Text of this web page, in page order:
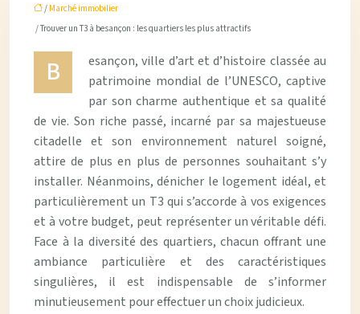
/ Marché immobilier
/ Trouver un T3 à besançon : les quartiers les plus attractifs
B
esançon, ville d’art et d’histoire classée au
patrimoine mondial de l’UNESCO, captive
par son charme authentique et sa qualité
de vie. Son riche passé, incarné par sa majestueuse
citadelle et son environnement naturel soigné,
attire de plus en plus de personnes souhaitant s’y
installer. Néanmoins, dénicher le logement idéal, et
particulièrement un T3 qui s’accorde à vos exigences
et à votre budget, peut représenter un véritable défi.
Face à la diversité des quartiers, chacun offrant une
ambiance particulière et des caractéristiques
singulières, il est indispensable de s’informer
minutieusement pour effectuer un choix judicieux.